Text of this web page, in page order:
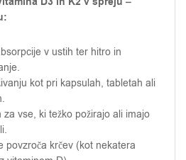
v ustih ter hitro in
kot pri kapsulah, tabletah ali
za vse, ki težko požirajo ali imajo
povzroča krčev (kot nekatera